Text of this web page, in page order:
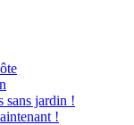
sans jardin !
!